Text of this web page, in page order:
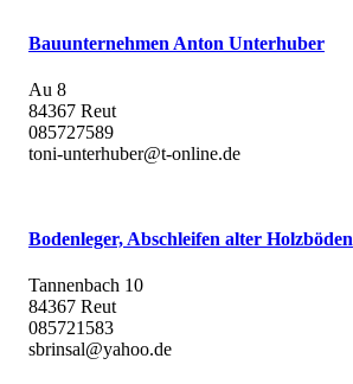
Bauunternehmen Anton Unterhuber
Au 8
84367 Reut
085727589
toni-unterhuber@t-online.de
Bodenleger, Abschleifen alter Holzböden
Tannenbach 10
84367 Reut
085721583
sbrinsal@yahoo.de